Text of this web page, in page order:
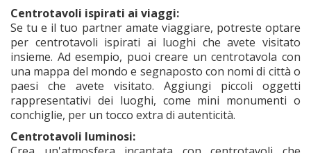
Centrotavoli ispirati ai viaggi:
Se tu e il tuo partner amate viaggiare, potreste optare
per centrotavoli ispirati ai luoghi che avete visitato
insieme. Ad esempio, puoi creare un centrotavola con
una mappa del mondo e segnaposto con nomi di città o
paesi che avete visitato. Aggiungi piccoli oggetti
rappresentativi dei luoghi, come mini monumenti o
conchiglie, per un tocco extra di autenticità.
Centrotavoli luminosi: